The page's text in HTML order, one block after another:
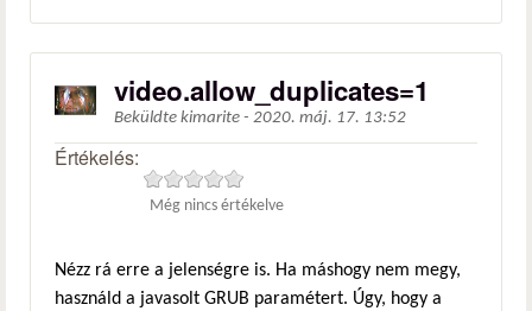
video.allow_duplicates=1
Beküldte kimarite - 2020. máj. 17. 13:52
Értékelés:
Még nincs értékelve
Nézz rá erre a jelenségre is. Ha máshogy nem megy,
használd a javasolt GRUB paramétert. Úgy, hogy a